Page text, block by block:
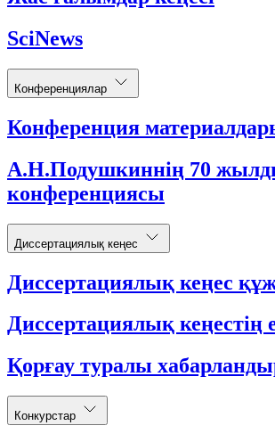
SciNews
Конференциялар
Конференция
А.Н.Подушкиннің 70
конференциясы
Диссертациялық кеңес
Диссертациялық кеңес
Диссертациялық кеңестің
Қорғау туралы
Конкурстар